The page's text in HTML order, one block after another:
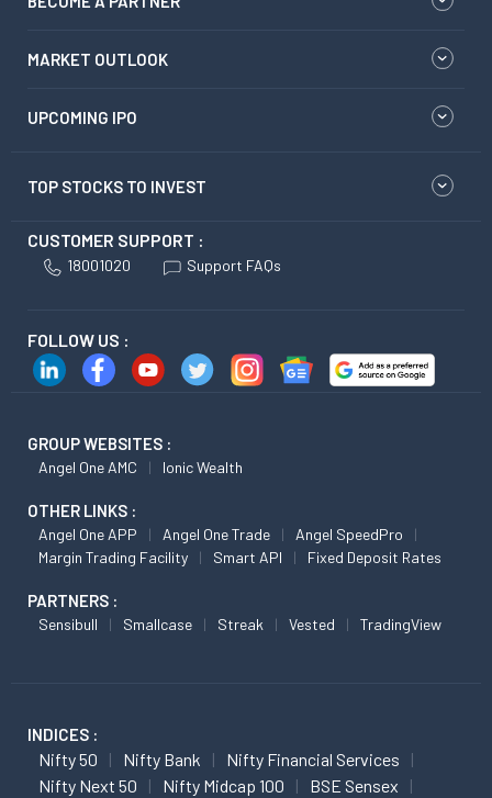
MARKET OUTLOOK
UPCOMING IPO
TOP STOCKS TO INVEST
CUSTOMER SUPPORT :
18001020 Support FAQs
FOLLOW US :
GROUP WEBSITES :
Angel One AMC Ionic Wealth
OTHER LINKS :
Angel One APP Angel One Trade
Angel SpeedPro
Margin Trading Facility
Smart API Fixed Deposit Rates
PARTNERS :
Sensibull Smallcase Streak Vested TradingView
INDICES :
Nifty 50 Nifty Bank
Nifty Financial Services
Nifty Next 50
Nifty Midcap 100
BSE Sensex